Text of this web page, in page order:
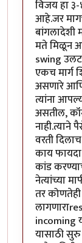
विजय हा
आहे.जर
बांगलादेशी
मते मिळून
swing
एकच मार्ग
असणारे
त्यांना
असतील,
नाही.त्याने
वरती
काय
कांड
नेत्यांच्या
तर कोणतेही
यासाठी सुरु